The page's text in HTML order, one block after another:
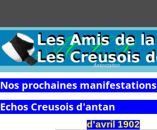
Association
Nos prochaines manifestations
Echos Creusois d'antan
d'avril 1902